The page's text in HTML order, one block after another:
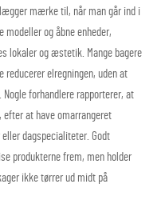
mærke til, når man går ind i
modeller og åbne enheder,
lokaler og æstetik. Mange bagere
elregningen, uden at
forhandlere rapporterer, at
at have omarrangeret
dagspecialiteter. Godt
produkterne frem, men holder
ikke tørrer ud midt på